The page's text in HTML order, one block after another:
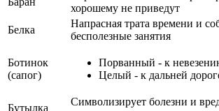
хорошему не приведут
Белка
Напрасная трата времени и
бесполезные занятия
Ботинок
(сапог)
Порванный - к
Целый - к дальней
Бутылка
Символизирует болезни и